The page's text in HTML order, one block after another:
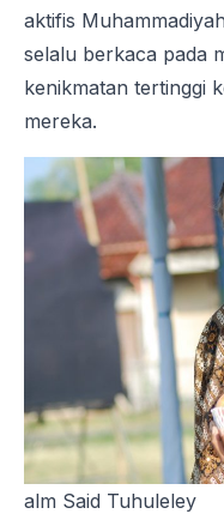
aktifis
selalu berkaca pada
kenikmatan tertinggi
mereka.
alm Said Tuhuleley